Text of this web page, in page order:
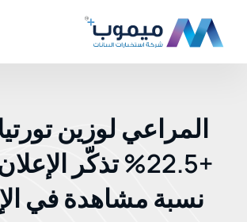
المراعي لوزين
نسبة مشاهدة في